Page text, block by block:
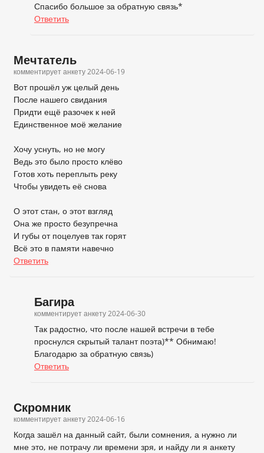
Спасибо большое за обратную связь*
Ответить
Мечтатель
комментирует анкету2024-06-19
Вот прошёл уж целый день
После нашего свидания
Придти ещё разочек к ней
Единственное моё желание
Хочу уснуть, но не могу
Ведь это было просто клёво
Готов хоть переплыть реку
Чтобы увидеть её снова
О этот стан, о этот взгляд
Она же просто безупречна
И губы от поцелуев так горят
Всё это в памяти навечно
Ответить
Багира
комментирует анкету2024-06-30
Так радостно, что после нашей встречи в тебе
проснулся скрытый талант поэта)** Обнимаю!
Благодарю за обратную связь)
Ответить
Скромник
комментирует анкету2024-06-16
Когда зашёл на данный сайт, были сомнения, а нужно ли
мне это, не потрачу ли времени зря, и найду ли я анкету